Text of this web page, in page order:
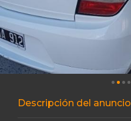
Descripción del anuncio